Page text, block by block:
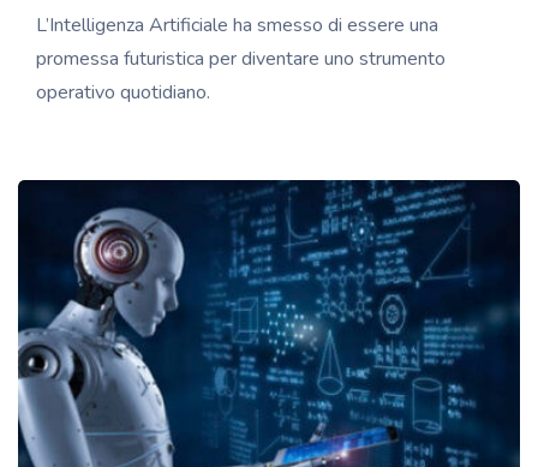
L’Intelligenza Artificiale ha smesso di essere una
promessa futuristica per diventare uno strumento
operativo quotidiano.